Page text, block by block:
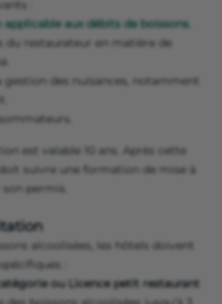
:
aux débits de boissons.
du restaurateur en matière de
gestion des nuisances, notamment
est valable 10 ans. Après cette
suivre une formation de mise à
permis.
alcoolisées, les hôtels doivent
:
ou Licence petit restaurant